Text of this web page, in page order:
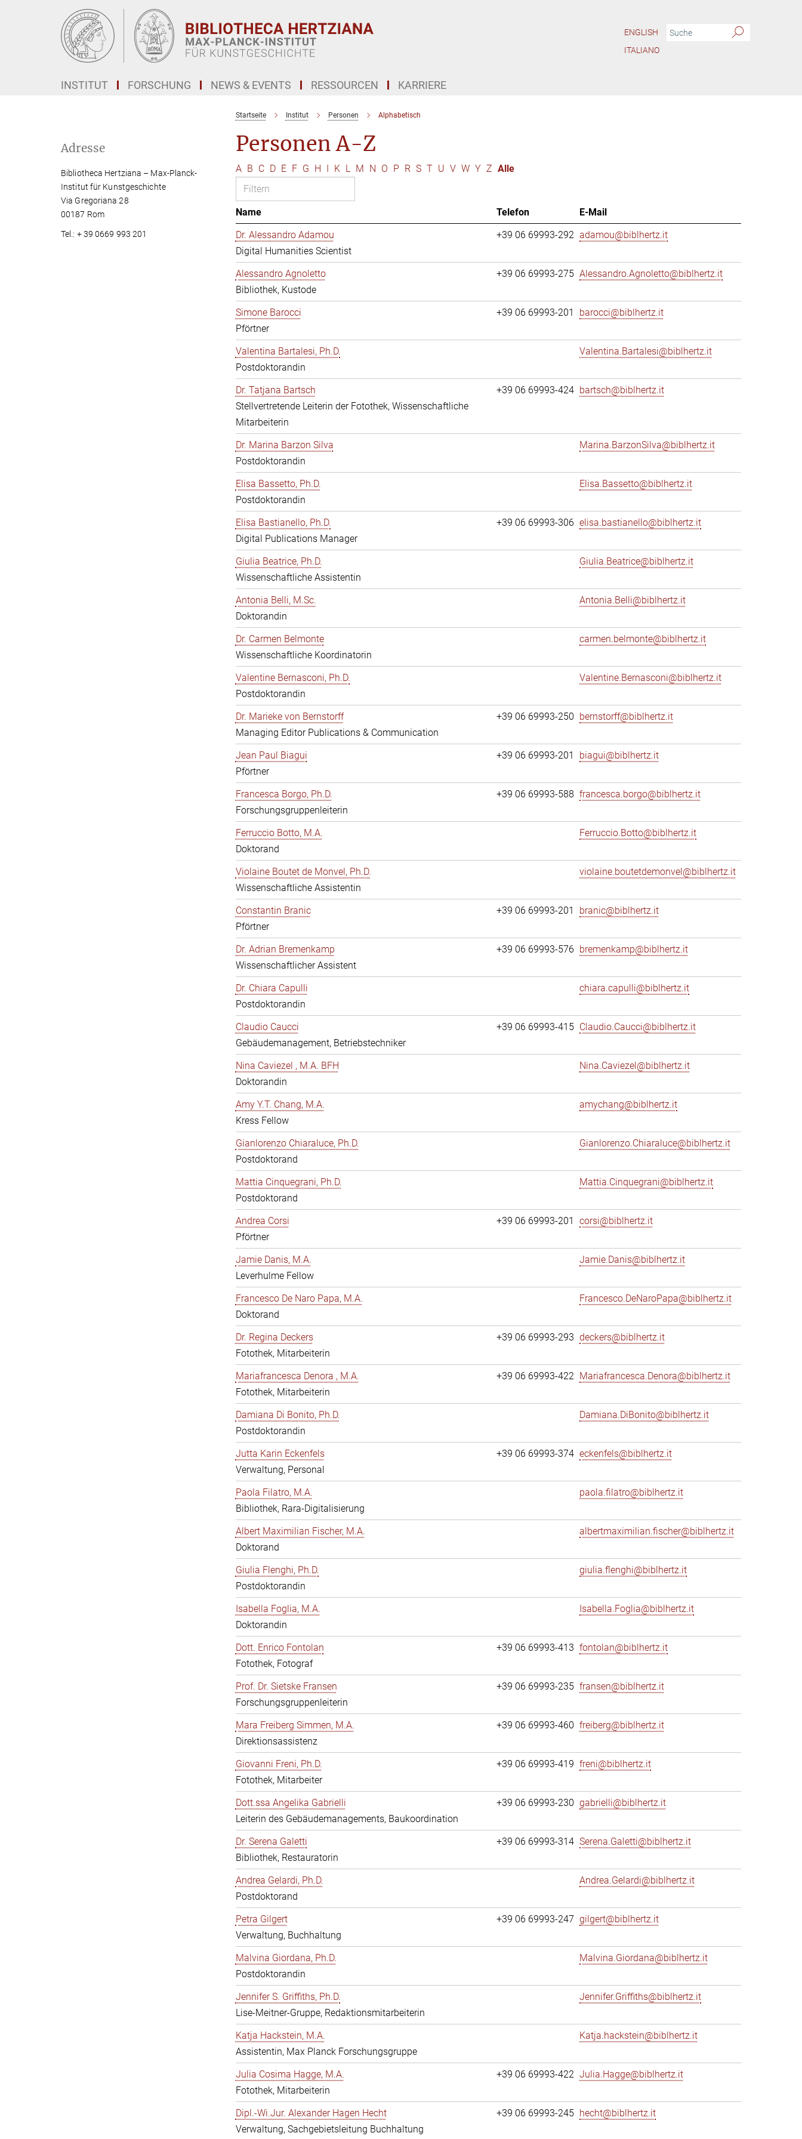
ENGLISH
ITALIANO
INSTITUT FORSCHUNG NEWS & EVENTS RESSOURCEN KARRIERE
Startseite Institut Personen Alphabetisch
Personen A-Z
A B C D E F G H I K L M N O P R S T U V W Y Z Alle
Name Telefon
E-Mail
Dr. Alessandro Adamou
Digital Humanities Scientist
+39 06 69993-292 adamou@biblhertz.it
Alessandro Agnoletto
Bibliothek, Kustode
+39 06 69993-275 Alessandro.Agnoletto@biblhertz.it
Simone Barocci
Pförtner
+39 06 69993-201 barocci@biblhertz.it
Valentina Bartalesi, Ph.D.
Postdoktorandin
Valentina.Bartalesi@biblhertz.it
Dr. Tatjana Bartsch
Stellvertretende Leiterin der Fotothek, Wissenschaftliche
Mitarbeiterin
+39 06 69993-424 bartsch@biblhertz.it
Dr. Marina Barzon Silva
Postdoktorandin
Marina.BarzonSilva@biblhertz.it
Elisa Bassetto, Ph.D.
Postdoktorandin
Elisa.Bassetto@biblhertz.it
Elisa Bastianello, Ph.D.
Digital Publications Manager
+39 06 69993-306 elisa.bastianello@biblhertz.it
Giulia Beatrice, Ph.D.
Wissenschaftliche Assistentin
Giulia.Beatrice@biblhertz.it
Antonia Belli, M.Sc.
Doktorandin
Antonia.Belli@biblhertz.it
Dr. Carmen Belmonte
Wissenschaftliche Koordinatorin
carmen.belmonte@biblhertz.it
Valentine Bernasconi, Ph.D.
Postdoktorandin
Valentine.Bernasconi@biblhertz.it
Dr. Marieke von Bernstorff
Managing Editor Publications & Communication
+39 06 69993-250 bernstorff@biblhertz.it
Jean Paul Biagui
Pförtner
+39 06 69993-201 biagui@biblhertz.it
Francesca Borgo, Ph.D.
Forschungsgruppenleiterin
+39 06 69993-588 francesca.borgo@biblhertz.it
Ferruccio Botto, M.A.
Doktorand
Ferruccio.Botto@biblhertz.it
Violaine Boutet de Monvel, Ph.D.
Wissenschaftliche Assistentin
violaine.boutetdemonvel@biblhertz.it
Constantin Branic
Pförtner
+39 06 69993-201 branic@biblhertz.it
Dr. Adrian Bremenkamp
Wissenschaftlicher Assistent
+39 06 69993-576 bremenkamp@biblhertz.it
Dr. Chiara Capulli
Postdoktorandin
chiara.capulli@biblhertz.it
Claudio Caucci
Gebäudemanagement, Betriebstechniker
+39 06 69993-415 Claudio.Caucci@biblhertz.it
Nina Caviezel , M.A. BFH
Doktorandin
Nina.Caviezel@biblhertz.it
Amy Y.T. Chang, M.A.
Kress Fellow
amychang@biblhertz.it
Gianlorenzo Chiaraluce, Ph.D.
Postdoktorand
Gianlorenzo.Chiaraluce@biblhertz.it
Mattia Cinquegrani, Ph.D.
Postdoktorand
Mattia.Cinquegrani@biblhertz.it
Andrea Corsi
Pförtner
+39 06 69993-201 corsi@biblhertz.it
Jamie Danis, M.A.
Leverhulme Fellow
Jamie.Danis@biblhertz.it
Francesco De Naro Papa, M.A.
Doktorand
Francesco.DeNaroPapa@biblhertz.it
Dr. Regina Deckers
Fotothek, Mitarbeiterin
+39 06 69993-293 deckers@biblhertz.it
Mariafrancesca Denora , M.A.
Fotothek, Mitarbeiterin
+39 06 69993-422 Mariafrancesca.Denora@biblhertz.it
Damiana Di Bonito, Ph.D.
Postdoktorandin
Damiana.DiBonito@biblhertz.it
Jutta Karin Eckenfels
Verwaltung, Personal
+39 06 69993-374 eckenfels@biblhertz.it
Paola Filatro, M.A.
Bibliothek, Rara-Digitalisierung
paola.filatro@biblhertz.it
Albert Maximilian Fischer, M.A.
Doktorand
albertmaximilian.fischer@biblhertz.it
Giulia Flenghi, Ph.D.
Postdoktorandin
giulia.flenghi@biblhertz.it
Isabella Foglia, M.A.
Doktorandin
Isabella.Foglia@biblhertz.it
Dott. Enrico Fontolan
Fotothek, Fotograf
+39 06 69993-413 fontolan@biblhertz.it
Prof. Dr. Sietske Fransen
Forschungsgruppenleiterin
+39 06 69993-235 fransen@biblhertz.it
Mara Freiberg Simmen, M.A.
Direktionsassistenz
+39 06 69993-460 freiberg@biblhertz.it
Giovanni Freni, Ph.D.
Fotothek, Mitarbeiter
+39 06 69993-419 freni@biblhertz.it
Dott.ssa Angelika Gabrielli
Leiterin des Gebäudemanagements, Baukoordination
+39 06 69993-230 gabrielli@biblhertz.it
Dr. Serena Galetti
Bibliothek, Restauratorin
+39 06 69993-314 Serena.Galetti@biblhertz.it
Andrea Gelardi, Ph.D.
Postdoktorand
Andrea.Gelardi@biblhertz.it
Petra Gilgert
Verwaltung, Buchhaltung
+39 06 69993-247 gilgert@biblhertz.it
Malvina Giordana, Ph.D.
Postdoktorandin
Malvina.Giordana@biblhertz.it
Jennifer S. Griffiths, Ph.D.
Lise-Meitner-Gruppe, Redaktionsmitarbeiterin
Jennifer.Griffiths@biblhertz.it
Katja Hackstein, M.A.
Assistentin, Max Planck Forschungsgruppe
Katja.hackstein@biblhertz.it
Julia Cosima Hagge, M.A.
Fotothek, Mitarbeiterin
+39 06 69993-422 Julia.Hagge@biblhertz.it
Dipl.-Wi.Jur. Alexander Hagen Hecht
Verwaltung, Sachgebietsleitung Buchhaltung
+39 06 69993-245 hecht@biblhertz.it
Adresse
Bibliotheca Hertziana – Max-Planck-
Institut für Kunstgeschichte
Via Gregoriana 28
00187 Rom
Tel.: + 39 0669 993 201